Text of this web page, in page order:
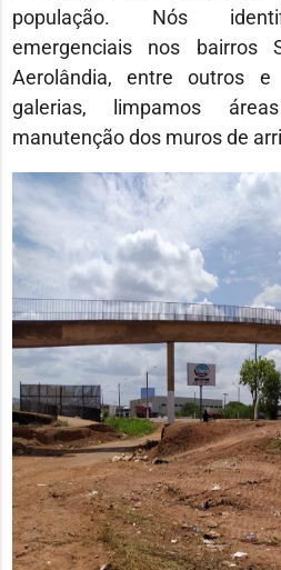
população. Nós
emergenciais nos bairros
Aerolândia, entre outros e
galerias, limpamos
manutenção dos muros de